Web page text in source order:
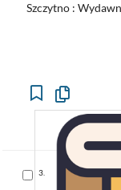
Szczytno :
Kopiuj
opis
formalny
do
schowka
Skocz
do
3.